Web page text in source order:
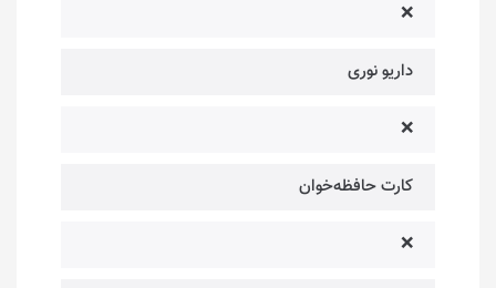
❌
داریو نوری
❌
کارت حافظه‌خوان
❌